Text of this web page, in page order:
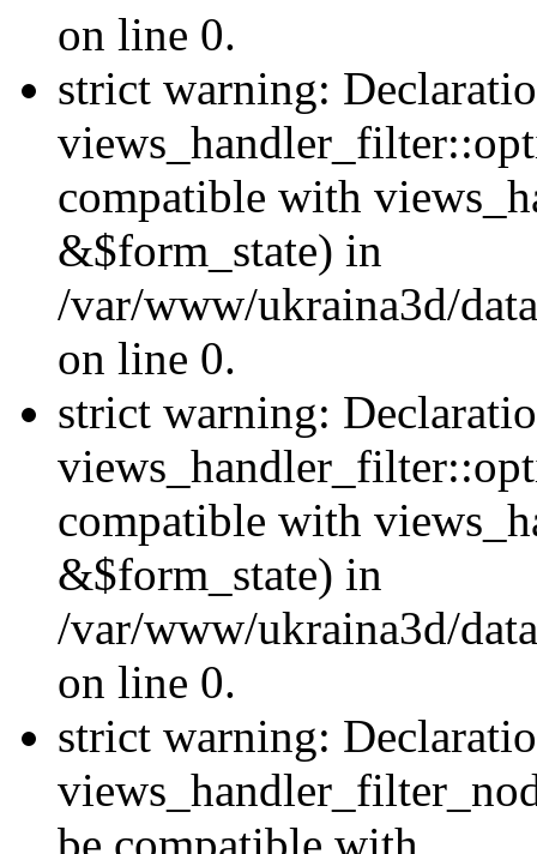
on line 0.
strict warning:
compatible with
&$form_state) in
/var/www/ukraina3d/
on line 0.
strict warning:
compatible with
&$form_state) in
/var/www/ukraina3d/
on line 0.
strict warning: